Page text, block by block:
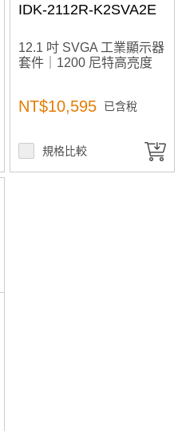
IDK-2112R-K2SVA2E
12.1 吋 SVGA 工業顯示器
套件｜1200 尼特高亮度
NT$10,595 已含稅
規格比較